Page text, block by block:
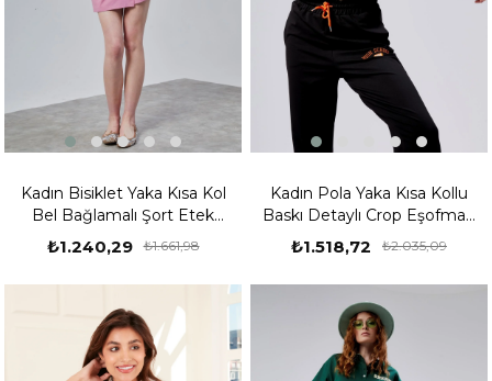
Kadın Bisiklet Yaka Kısa Kol
Bel Bağlamalı Şort Etek
₺1.240,29 ₺1.661,98
Kadın Pola Yaka Kısa Kollu
Baskı Detaylı Crop Eşofman
Takımı
₺1.518,72 ₺2.035,09